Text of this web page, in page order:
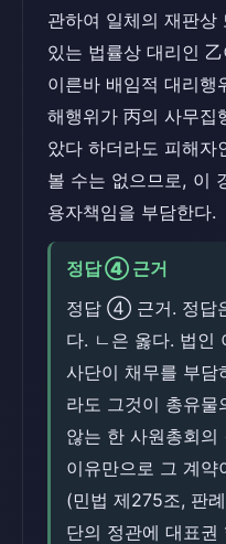
관하여 일체의 재판상
있는 법률상 대리인
이른바 배임적 대리행
해행위가 丙의 사무집
았다 하더라도 피해자
볼 수는 없으므로, 이
용자책임을 부담한다.
정답 ④ 근거
정답 ④ 근거. 정답
다. ㄴ은 옳다. 법인
사단이 채무를 부담
라도 그것이 총유물
않는 한 사원총회의
이유만으로 그 계
(민법 제275조, 판
단의 정관에 대표권